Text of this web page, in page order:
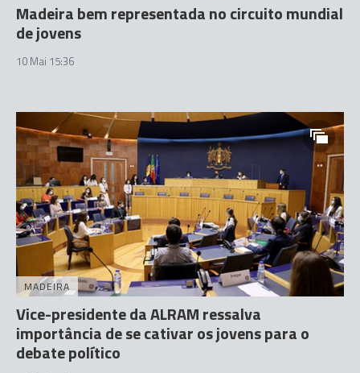
Madeira bem representada no circuito mundial
de jovens
10 Mai 15:36
MADEIRA
Vice-presidente da ALRAM ressalva
importância de se cativar os jovens para o
debate político